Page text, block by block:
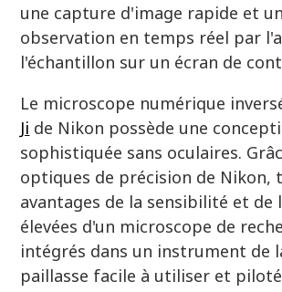
une capture d'image rapide et
observation en temps réel par
l'échantillon sur un écran de
Le microscope numérique
Ji de Nikon possède une
sophistiquée sans oculaires.
optiques de précision de Nikon,
avantages de la sensibilité et de
élevées d'un microscope de
intégrés dans un instrument de
paillasse facile à utiliser et